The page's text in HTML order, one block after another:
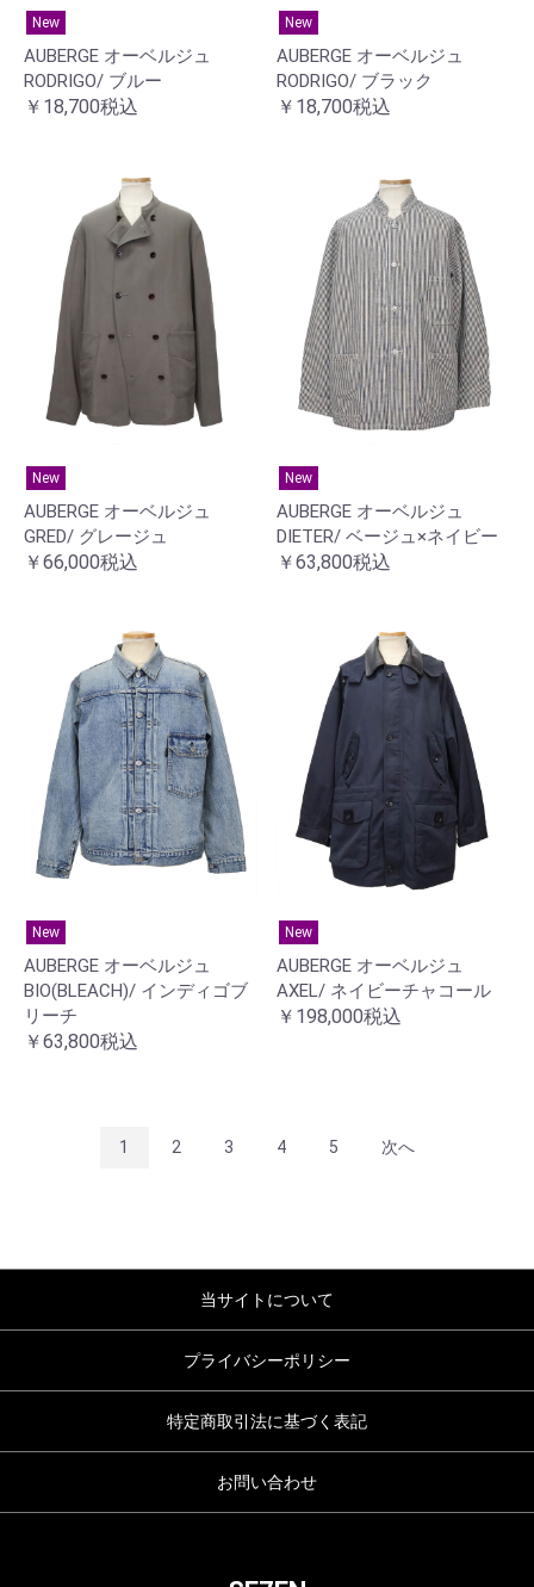
New
AUBERGE オーベルジュ
RODRIGO/ ブルー
￥18,700税込
New
AUBERGE オーベルジュ
RODRIGO/ ブラック
￥18,700税込
New
AUBERGE オーベルジュ
GRED/ グレージュ
￥66,000税込
New
AUBERGE オーベルジュ
DIETER/ ベージュ×ネイビー
￥63,800税込
New
AUBERGE オーベルジュ
BIO(BLEACH)/ インディゴブ
リーチ
￥63,800税込
New
AUBERGE オーベルジュ
AXEL/ ネイビーチャコール
￥198,000税込
1 2 3 4 5 次へ
当サイトについて
プライバシーポリシー
特定商取引法に基づく表記
お問い合わせ